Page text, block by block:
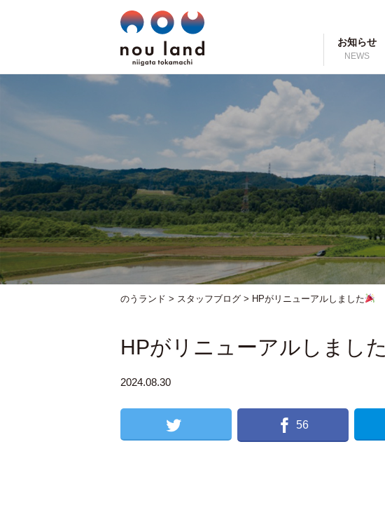
お知らせ
NEWS
のうランド > スタッフブログ > HPがリニューアルしました
HPがリニューアルしました
2024.08.30
56